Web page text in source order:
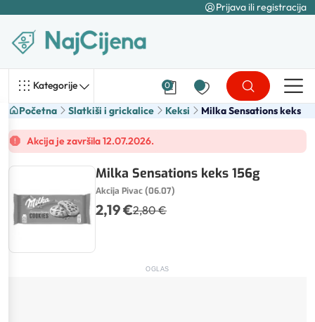
Prijava ili registracija
Kategorije 0
Početna Slatkiši i grickalice Keksi Milka Sensations keks
Akcija je završila 12.07.2026.
Milka Sensations keks 156g
Akcija Pivac (06.07)
2,19 €2,80 €
OGLAS